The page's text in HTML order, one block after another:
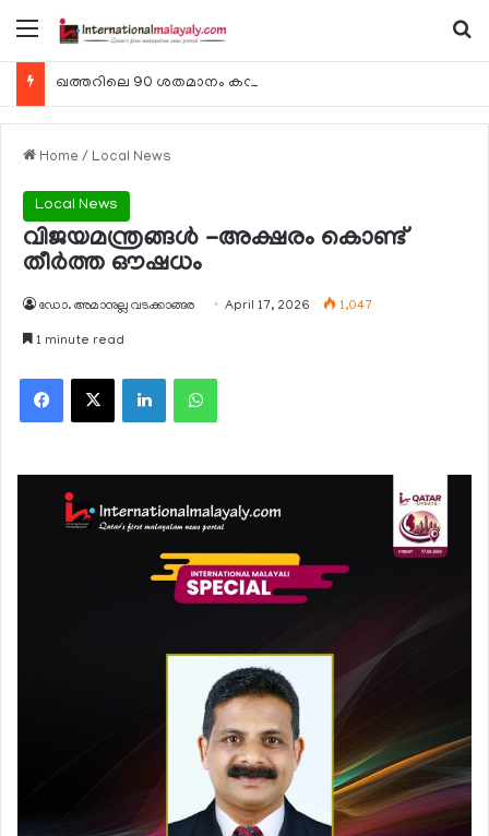
Menu
Home / Local News
Local News
വിജയമന്ത്രങ്ങള്‍ -അക്ഷരം കൊണ്ട്
തീര്‍ത്ത ഔഷധം
ഡോ. അമാനുല്ല വടക്കാങ്ങര April 17, 2026 1,047
1 minute read
Facebook
X LinkedInWhatsApp